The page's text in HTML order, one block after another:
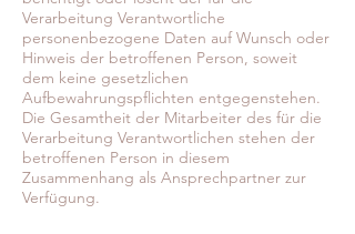
Verarbeitung Verantwortliche
personenbezogene Daten auf Wunsch oder
Hinweis der betroffenen Person, soweit
dem keine gesetzlichen
Aufbewahrungspflichten entgegenstehen.
Die Gesamtheit der Mitarbeiter des für die
Verarbeitung Verantwortlichen stehen der
betroffenen Person in diesem
Zusammenhang als Ansprechpartner zur
Verfügung.